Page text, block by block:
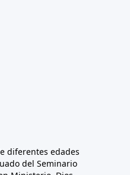
diferentes edades
del Seminario